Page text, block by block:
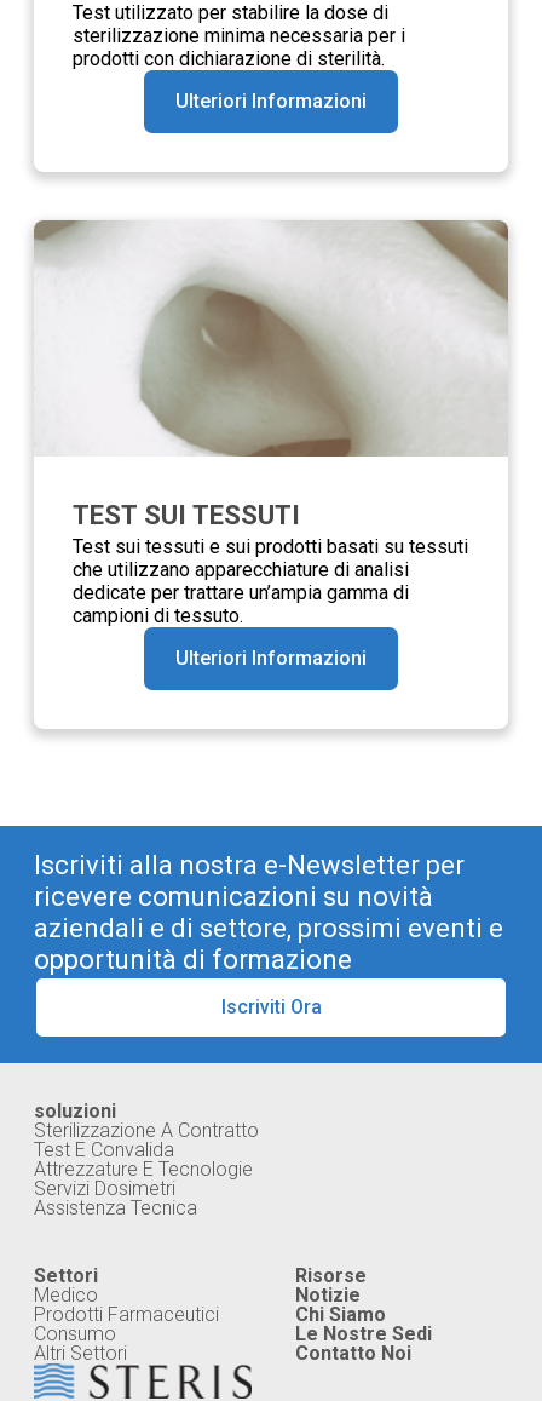
Test utilizzato per stabilire la dose di
sterilizzazione minima necessaria per i
prodotti con dichiarazione di sterilità.
Ulteriori Informazioni
TEST SUI TESSUTI
Test sui tessuti e sui prodotti basati su tessuti
che utilizzano apparecchiature di analisi
dedicate per trattare un’ampia gamma di
campioni di tessuto.
Ulteriori Informazioni
Iscriviti alla nostra e-Newsletter per
ricevere comunicazioni su novità
aziendali e di settore, prossimi eventi e
opportunità di formazione
Iscriviti Ora
soluzioni
Sterilizzazione A Contratto
Test E Convalida
Attrezzature E Tecnologie
Servizi Dosimetri
Assistenza Tecnica
Settori
Medico
Prodotti Farmaceutici
Consumo
Altri Settori
Risorse
Notizie
Chi Siamo
Le Nostre Sedi
Contatto Noi